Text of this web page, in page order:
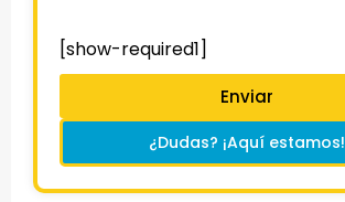
[show-required1]
Enviar
¿Dudas? ¡Aquí estamos!